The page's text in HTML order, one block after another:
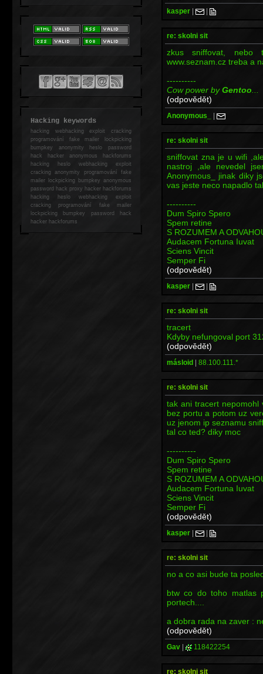
kasper | |
re: skolni sit
zkus sniffovat, nebo
www.seznam.cz treba a
----------
Cow power byGentoo
(odpovědět)
Anonymous_ |
re: skolni sit
sniffovat zna je u wifi
nastroj ,ale nevedel
Anonymous_ jinak diky
vas jeste neco napadlo
----------
Dum Spiro Spero
Spem retine
S ROZUMEM A
Audacem Fortuna Iuvat
Sciens Vincit
Semper Fi
(odpovědět)
kasper | |
re: skolni sit
tracert
Kdyby nefungoval port
(odpovědět)
másloid | 88.100.111.*
re: skolni sit
tak ani tracert nepomohl
bez portu a potom uz
uz jenom ip seznamu
tal co ted? diky moc
----------
Dum Spiro Spero
Spem retine
S ROZUMEM A
Audacem Fortuna Iuvat
Sciens Vincit
Semper Fi
(odpovědět)
kasper | |
re: skolni sit
no a co asi bude ta
btw co do toho matlas
portech....
a dobra rada na zaver :
(odpovědět)
Gav | 118422254
re: skolni sit
Hacking keywords
hackingwebhacking exploit cracking
programování fake mailer lockpicking
bumpkey anonymity heslo password
hackhacker anonymous hackforums
hackingheslo webhacking exploit
cracking anonymity programování fake
mailer lockpicking bumpkey anonymous
password hack proxy hacker hackforums
hacking heslo webhacking exploit
cracking programování fake mailer
lockpicking bumpkey password hack
hackerhackforums